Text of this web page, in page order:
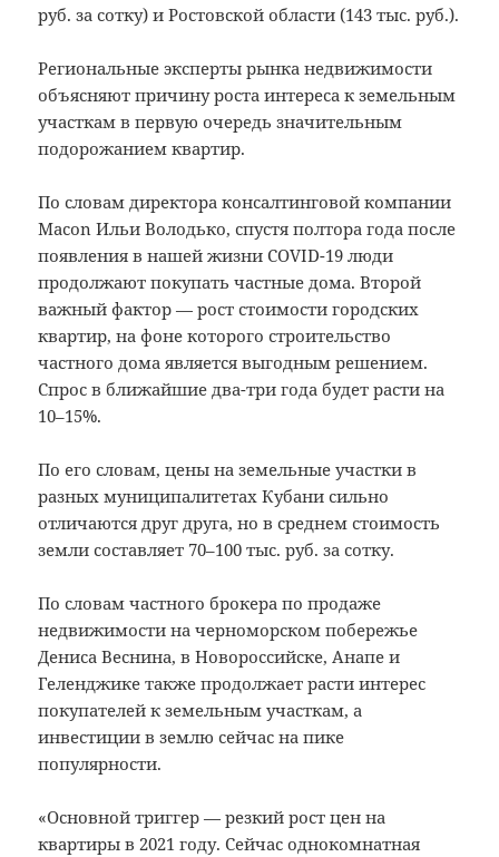
руб. за сотку) и Ростовской области (143 тыс. руб.).
Региональные эксперты рынка недвижимости
объясняют причину роста интереса к земельным
участкам в первую очередь значительным
подорожанием квартир.
По словам директора консалтинговой компании
Macon Ильи Володько, спустя полтора года после
появления в нашей жизни COVID-19 люди
продолжают покупать частные дома. Второй
важный фактор — рост стоимости городских
квартир, на фоне которого строительство
частного дома является выгодным решением.
Спрос в ближайшие два-три года будет расти на
10–15%.
По его словам, цены на земельные участки в
разных муниципалитетах Кубани сильно
отличаются друг друга, но в среднем стоимость
земли составляет 70–100 тыс. руб. за сотку.
По словам частного брокера по продаже
недвижимости на черноморском побережье
Дениса Веснина, в Новороссийске, Анапе и
Геленджике также продолжает расти интерес
покупателей к земельным участкам, а
инвестиции в землю сейчас на пике
популярности.
«Основной триггер — резкий рост цен на
квартиры в 2021 году. Сейчас однокомнатная